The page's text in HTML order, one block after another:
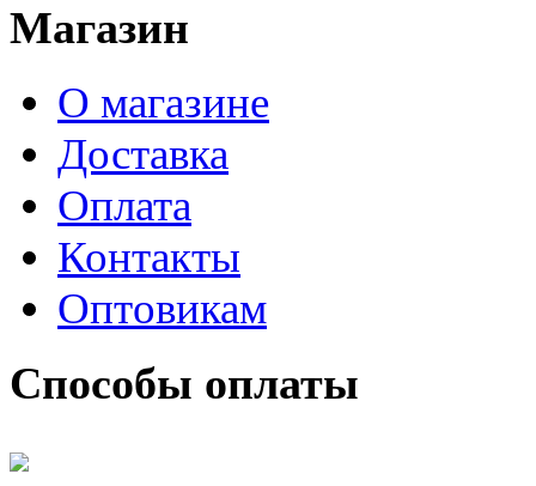
Магазин
О магазине
Доставка
Оплата
Контакты
Оптовикам
Способы оплаты